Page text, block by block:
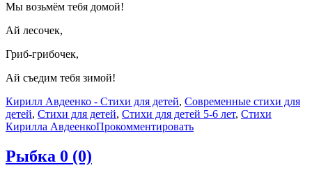
Мы возьмём тебя домой!
Ай лесочек,
Гриб-грибочек,
Ай съедим тебя зимой!
Кирилл Авдеенко - Стихи для детей, Современные стихи для
детей, Стихи для детей, Стихи для детей 5-6 лет, Стихи
Кирилла АвдеенкоПрокомментировать
Рыбка 0 (0)